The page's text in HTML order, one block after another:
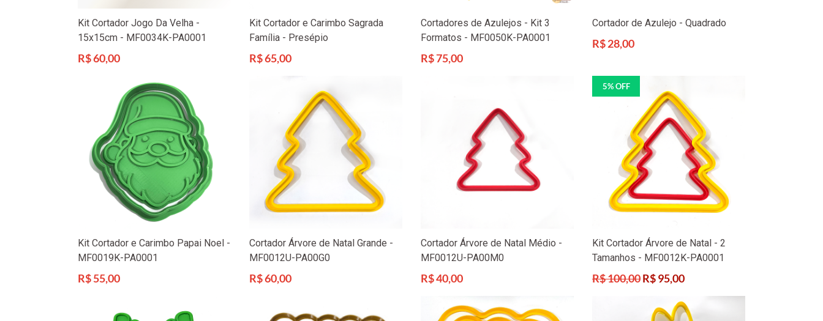
Kit Cortador Jogo Da Velha -
15x15cm - MF0034K-PA0001
Preço
R$ 60,00
Kit Cortador e Carimbo Sagrada
Família - Presépio
Preço
R$ 65,00
Cortadores de Azulejos - Kit 3
Formatos - MF0050K-PA0001
Preço
R$ 75,00
Cortador de Azulejo - Quadrado
Preço
R$ 28,00
Kit Cortador e Carimbo Papai Noel -
MF0019K-PA0001
Preço
R$ 55,00
Cortador Árvore de Natal Grande -
MF0012U-PA00G0
Preço
R$ 60,00
Cortador Árvore de Natal Médio -
MF0012U-PA00M0
Preço
R$ 40,00
5% OFF
Kit Cortador Árvore de Natal - 2
Tamanhos - MF0012K-PA0001
Preço
R$ 100,00R$ 95,00